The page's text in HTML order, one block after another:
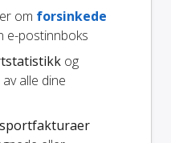
om forsinkede
e-postinnboks
og
alle dine